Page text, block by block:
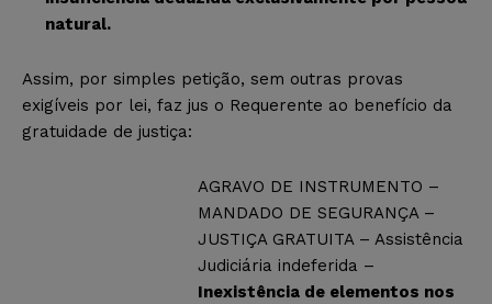
natural.
Assim, por simples petição, sem outras provas
exigíveis por lei, faz jus o Requerente ao benefício da
gratuidade de justiça:
AGRAVO DE INSTRUMENTO –
MANDADO DE SEGURANÇA –
JUSTIÇA GRATUITA – Assistência
Judiciária indeferida –
Inexistência de elementos nos